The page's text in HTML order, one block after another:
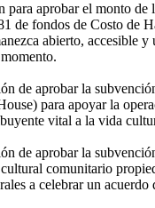
para aprobar el monto
fondos de Costo de
abierto, accesible
de aprobar la
para apoyar la
vital a la vida
de aprobar la
comunitario
a celebrar un